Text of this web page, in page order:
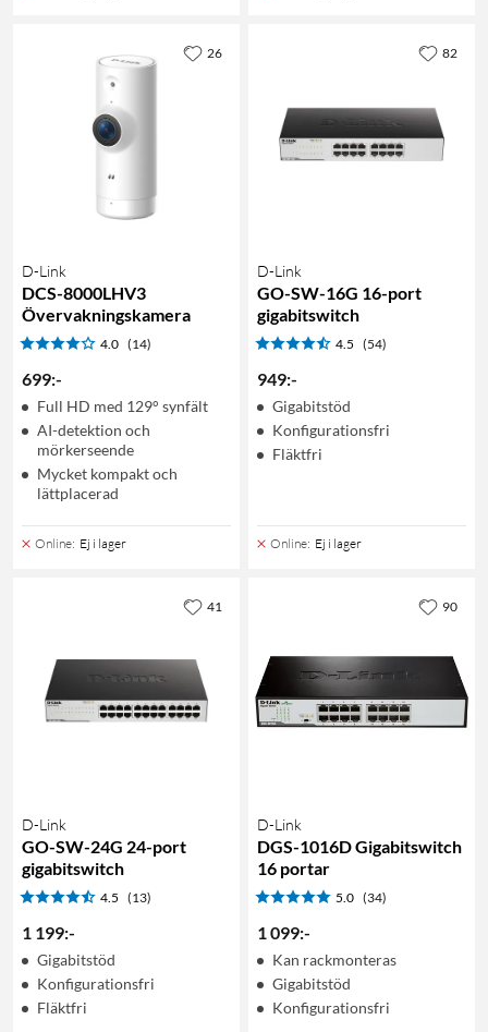
D-Link
DCS-8000LHV3
Övervakningskamera
4.0 (14)
699:-
Full HD med 129° synfält
AI-detektion och
mörkerseende
Mycket kompakt och
lättplacerad
Online: Ej i lager
26
D-Link
GO-SW-16G 16-port
gigabitswitch
4.5 (54)
949:-
Gigabitstöd
Konfigurationsfri
Fläktfri
Online: Ej i lager
82
D-Link
GO-SW-24G 24-port
gigabitswitch
4.5 (13)
1 199:-
Gigabitstöd
Konfigurationsfri
Fläktfri
41
D-Link
DGS-1016D Gigabitswitch
16 portar
5.0 (34)
1 099:-
Kan rackmonteras
Gigabitstöd
Konfigurationsfri
90